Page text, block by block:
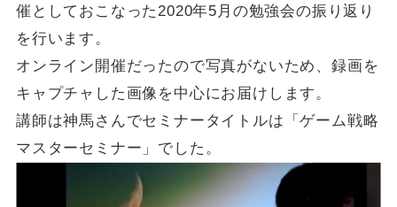
催としておこなった2020年5月の勉強会の振り返り
を行います。
オンライン開催だったので写真がないため、録画を
キャプチャした画像を中心にお届けします。
講師は神馬さんでセミナータイトルは「ゲーム戦略
マスターセミナー」でした。